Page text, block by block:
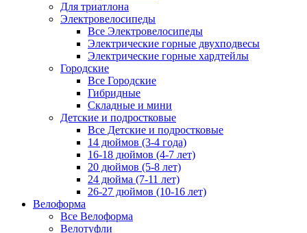
Для триатлона
Электровелосипеды
Все Электровелосипеды
Электрические горные двухподвесы
Электрические горные хардтейлы
Городские
Все Городские
Гибридные
Складные и мини
Детские и подростковые
Все Детские и подростковые
14 дюймов (3-4 года)
16-18 дюймов (4-7 лет)
20 дюймов (5-8 лет)
24 дюйма (7-11 лет)
26-27 дюймов (10-16 лет)
Велоформа
Все Велоформа
Велотуфли